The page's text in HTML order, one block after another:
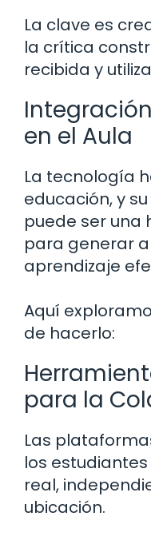
La clave es
la crítica
recibida y
en el Aula
La tecnología
educación, y
puede ser una
para generar
aprendizaje
Aquí
de hacerlo:
para la
Las
los
real,
ubicación.